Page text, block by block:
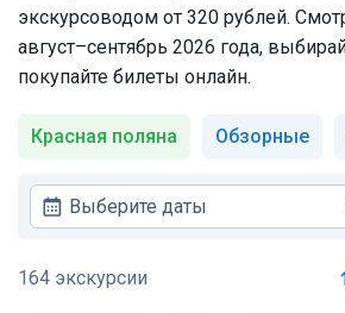
экскурсоводом от 320 рублей.
август–сентябрь 2026 года,
покупайте билеты онлайн.
Красная поляна Обзорные
Выберите даты